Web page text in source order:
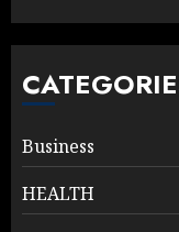
Business
HEALTH